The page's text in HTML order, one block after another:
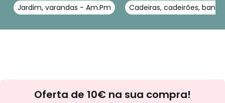
Jardim, varandas - Am.Pm Cadeiras, cadeirões,
Oferta de 10€ na sua compra!